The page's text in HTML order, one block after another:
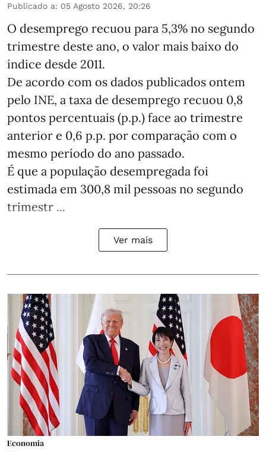
Publicado a: 05 Agosto 2026, 20:26
O desemprego recuou para 5,3% no segundo
trimestre deste ano, o valor mais baixo do
índice desde 2011.
De acordo com os dados publicados ontem
pelo INE, a taxa de desemprego recuou 0,8
pontos percentuais (p.p.) face ao trimestre
anterior e 0,6 p.p. por comparação com o
mesmo período do ano passado.
É que a população desempregada foi
estimada em 300,8 mil pessoas no segundo
trimestr ...
Ver mais
Economia